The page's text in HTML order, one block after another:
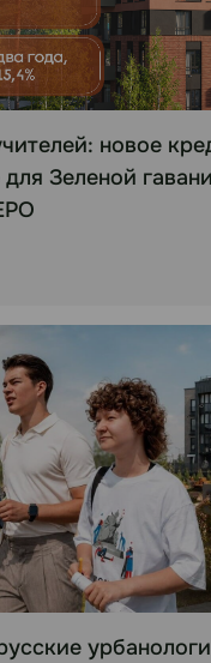
новое
Зеленой